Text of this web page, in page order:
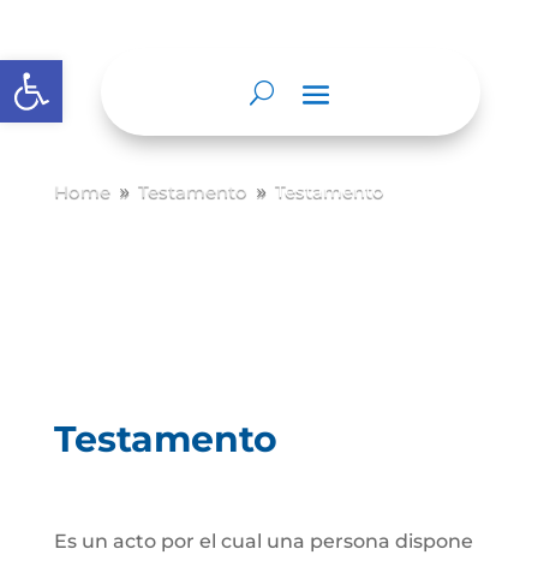
Abrir barra de herramientas
Home 9 Testamento 9 Testamento
Testamento
Es un acto por el cual una persona dispone